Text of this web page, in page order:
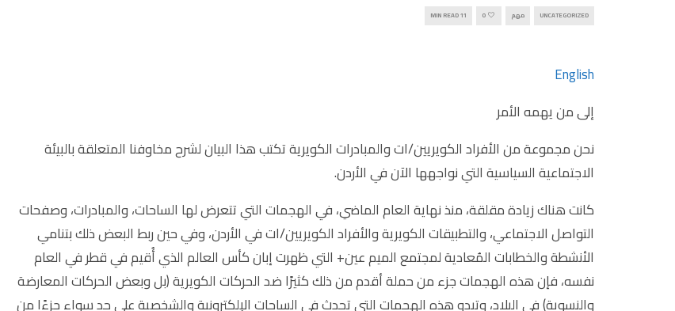
UNCATEGORIZED مهم 0
11 MIN READ
English
إلى من يهمه الأمر
نحن مجموعة من الأفراد الكويريين/ات والمبادرات الكويرية تكتب هذا البيان لشرح مخاوفنا المتعلقة بالبيئة
الاجتماعية السياسية التي نواجهها الآن في الأردن.
كانت هناك زيادة مقلقة، منذ نهاية العام الماضي، في الهجمات التي تتعرض لها الساحات، والمبادرات، وصفحات
التواصل الاجتماعي، والتطبيقات الكويرية والأفراد الكويريين/ات في الأردن، وفي حين ربط البعض ذلك بتنامي
الأنشطة والخطابات المُعادية لمجتمع الميم عين+ التي ظهرت إبان كأس العالم الذي أُقيم في قطر في العام
نفسه، فإن هذه الهجمات جزء من حملة أقدم من ذلك كثيرًا ضد الحركات الكويرية (بل وبعض الحركات المعارضة
والنسوية) في البلاد، وتبدو هذه الهجمات التي تحدث في الساحات الإلكترونية والشخصية على حد سواء جزءًا من